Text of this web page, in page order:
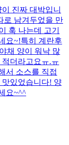
진짜 대박입니
로 남겨두었을 만
훅 나는데 고기
요~!특히 계란후
채 양이 워낙 많
더라고요ㅠ.ㅠ
서 소스를 직접
있었습니다! 양
요~^^